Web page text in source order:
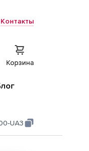
Контакты
Корзина
UA3